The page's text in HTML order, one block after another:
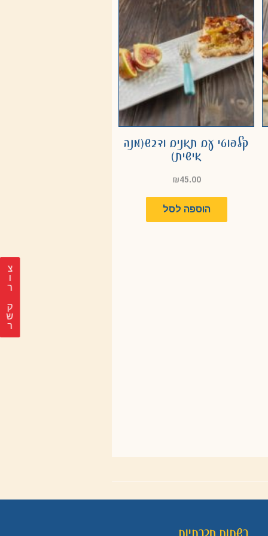
צ
ר
ק
ש
ר
קלפוטי עם תאנים ודבש(מנה
אישית)
₪45.00
הוספה לסל